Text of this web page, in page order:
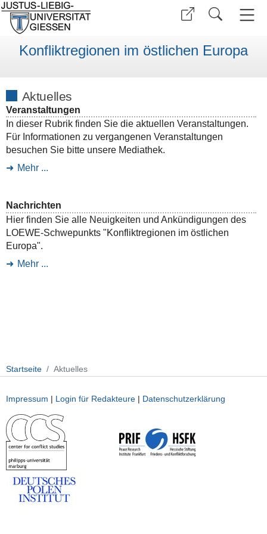
Konfliktregionen im östlichen Europa
Aktuelles
Veranstaltungen
In dieser Rubrik finden Sie die aktuellen Veranstaltungen.
Für Informationen zu vergangenen Veranstaltungen
besuchen Sie bitte unsere Mediathek.
Mehr ...
Nachrichten
Hier finden Sie alle Neuigkeiten und Ankündigungen des
LOEWE-Schwepunkts "Konfliktregionen im östlichen
Europa".
Mehr ...
Startseite Aktuelles
Impressum | Login für Redakteure | Datenschutzerklärung